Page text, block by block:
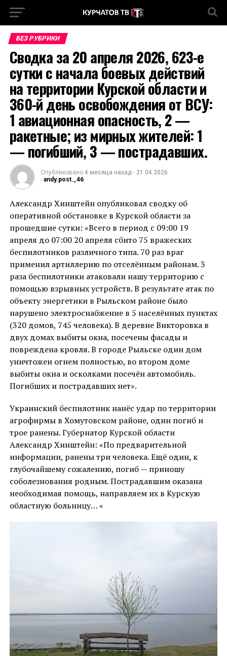
БЕЗ РУБРИКИ
Сводка за 20 апреля 2026, 623-е
сутки с начала боевых действий
на территории Курской области и
360-й день освобождения от ВСУ:
1 авиационная опасность, 2 —
ракетные; из мирных жителей: 1
— погибший, 3 — пострадавших.
Опубликовано 4 месяца назад - 21.04.2026
- andy.post._46
Александр Хинштейн опубликовал сводку об
оперативной обстановке в Курской области за
прошедшие сутки: «Всего в период с 09:00 19
апреля до 07:00 20 апреля сбито 75 вражеских
беспилотников различного типа. 70 раз враг
применил артиллерию по отселённым районам. 3
раза беспилотники атаковали нашу территорию с
помощью взрывных устройств. В результате атак по
объекту энергетики в Рыльском районе было
нарушено электроснабжение в 5 населённых пунктах
(320 домов, 745 человека). В деревне Викторовка в
двух домах выбиты окна, посечены фасады и
повреждена кровля. В городе Рыльске один дом
уничтожен огнем полностью, во втором доме
выбиты окна и осколками посечён автомобиль.
Погибших и пострадавших нет».
Украинский беспилотник нанёс удар по территории
агрофирмы в Хомутовском районе, один погиб и
трое ранены. Губернатор Курской области
Александр Хинштейн: «По предварительной
информации, ранены три человека. Ещё один, к
глубочайшему сожалению, погиб — приношу
соболезнования родным. Пострадавшим оказана
необходимая помощь, направляем их в Курскую
областную больницу… «